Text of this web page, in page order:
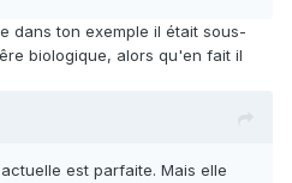
dans ton exemple il était sous-
biologique, alors qu'en fait il
est parfaite. Mais elle